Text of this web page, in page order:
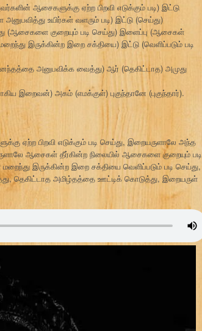
ஆசைகளுக்கு ஏற்ற பிறவி எடுக்கும் படி) இட்டு
உயிர்கள் வளரும் படி) இட்டு (செய்து)
(ஆசைகளை குறையும் படி செய்து) இளைப்பு (ஆசைகள்
இருக்கின்ற இறை சக்தியை) இட்டு (வெளிப்படும் படி
அனுபவிக்க வைத்து) ஆர் (தெகிட்டாத) அமுது
இறைவன்) அகம் (எமக்குள்) புகுந்தானே (புகுந்தார்).
ஏற்ற பிறவி எடுக்கும் படி செய்து, இறையருளாலே அந்த
ஆசைகள் தீர்கின்ற நிலையில் ஆசைகளை குறையும் படி
இருக்கின்ற இறை சக்தியை வெளிப்படும் படி செய்து,
தெகிட்டாத அமிழ்தத்தை ஊட்டிக் கொடுத்து, இறையருள்